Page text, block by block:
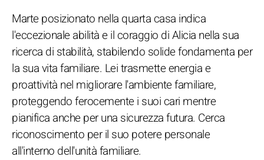
Marte posizionato nella quarta casa indica
l'eccezionale abilità e il coraggio di Alicia nella sua
ricerca di stabilità, stabilendo solide fondamenta per
la sua vita familiare. Lei trasmette energia e
proattività nel migliorare l'ambiente familiare,
proteggendo ferocemente i suoi cari mentre
pianifica anche per una sicurezza futura. Cerca
riconoscimento per il suo potere personale
all'interno dell'unità familiare.